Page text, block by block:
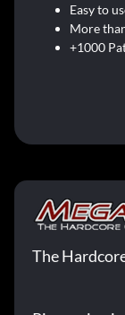
Easy to
More
+1000
The